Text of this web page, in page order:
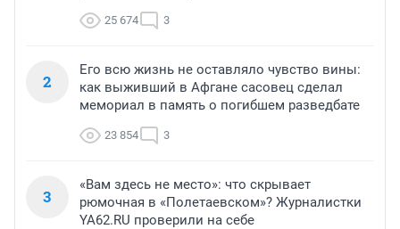
25 674 3
2
Его всю жизнь не оставляло чувство вины:
как выживший в Афгане сасовец сделал
мемориал в память о погибшем разведбате
23 854 3
3
«Вам здесь не место»: что скрывает
рюмочная в «Полетаевском»? Журналистки
YA62.RU проверили на себе